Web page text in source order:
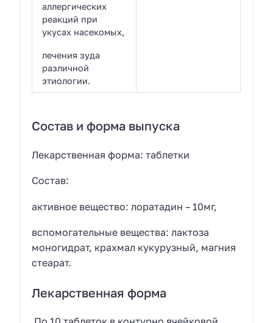
аллергических
реакций при
укусах насекомых,
лечения зуда
различной
этиологии.
Состав и форма выпуска
Лекарственная форма: таблетки
Состав:
активное вещество: лоратадин – 10мг,
вспомогательные вещества: лактоза
моногидрат, крахмал кукурузный, магния
стеарат.
Лекарственная форма